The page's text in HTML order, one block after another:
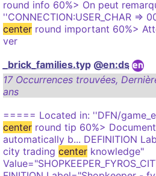
round info 60%> On peut
''CONNECTION:USER_CHAR =>
centerround important 60%>
ver
_brick_families.typ @en:ds
17 Occurrences trouvées,
ans
===== Located in: ''DFN/
centerround tip 60%>
automatically b... DEFINITION
city trading centerknowledge"